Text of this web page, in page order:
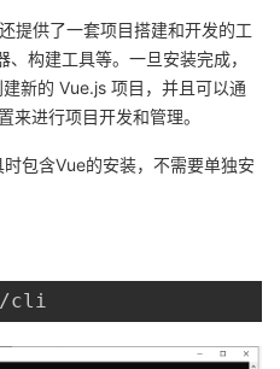
提供了一套项目搭建和开发的工
构建工具等。一旦安装完成，
新的 Vue.js 项目，并且可以通
来进行项目开发和管理。
包含Vue的安装，不需要单独安
cli